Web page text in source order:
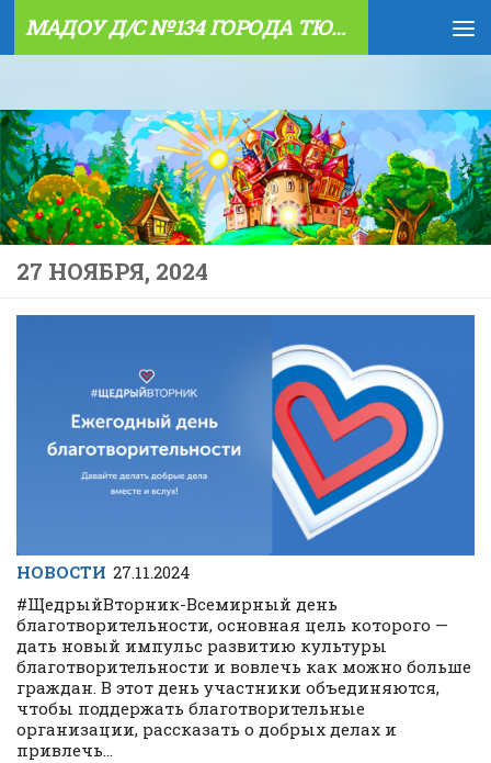
Skip to content МАДОУ Д/С №134 ГОРОДА ТЮМЕНИ
27 НОЯБРЯ, 2024
НОВОСТИ 27.11.2024
#ЩедрыйВторник-Всемирный день
благотворительности, основная цель которого —
дать новый импульс развитию культуры
благотворительности и вовлечь как можно больше
граждан. В этот день участники объединяются,
чтобы поддержать благотворительные
организации, рассказать о добрых делах и
привлечь...